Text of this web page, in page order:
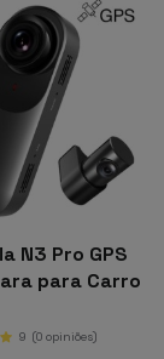
N3 Pro GPS
para Carro
9 (0 opiniões)